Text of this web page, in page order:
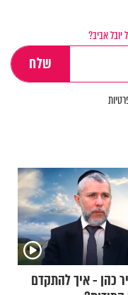
אביב?
כהן - איך להתקדם